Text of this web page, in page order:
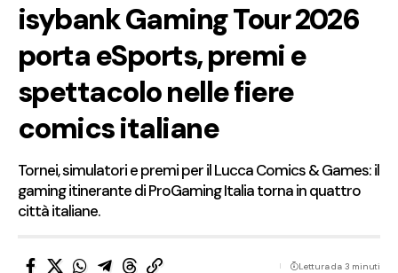
isybank Gaming Tour 2026
porta eSports, premi e
spettacolo nelle fiere
comics italiane
Tornei, simulatori e premi per il Lucca Comics & Games: il
gaming itinerante di ProGaming Italia torna in quattro
città italiane.
Lettura da 3 minuti